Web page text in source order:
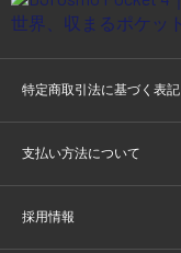
特定商取引法に基づく表記
支払い方法について
採用情報